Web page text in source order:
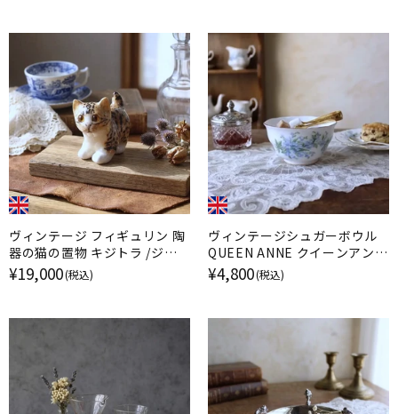
ヴィンテージ フィギュリン 陶
器の猫の置物 キジトラ /ジェ
ニー・ウィンスタンレイ イギリ
¥19,000(税込)
ヴィンテージシュガーボウル
QUEEN ANNE クイーンアン
勿忘草 イギリス
¥4,800(税込)